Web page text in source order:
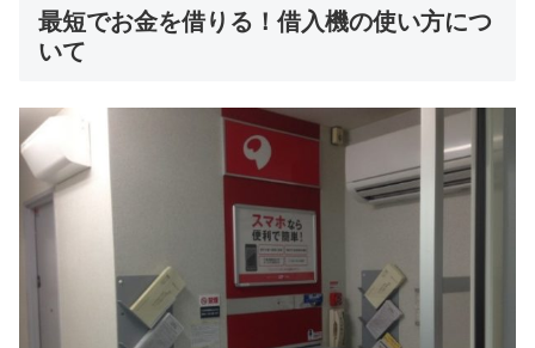
最短でお金を借りる！借入機の使い方につ
いて